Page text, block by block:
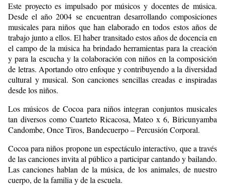
Este proyecto es impulsado por músicos y docentes de música.
Desde el año 2004 se encuentran desarrollando composiciones
musicales para niños que han elaborado en todos estos años de
trabajo junto a ellos. El haber transitado estos años de docencia en
el campo de la música ha brindado herramientas para la creación
y para la escucha y la colaboración con niños en la composición
de letras. Aportando otro enfoque y contribuyendo a la diversidad
cultural y musical. Son canciones sencillas creadas e inspiradas
desde los niños.
Los músicos de Cocoa para niños integran conjuntos musicales
tan diversos como Cuarteto Ricacosa, Mateo x 6, Biricunyamba
Candombe, Once Tiros, Bandecuerpo – Percusión Corporal.
Cocoa para niños propone un espectáculo interactivo, que a través
de las canciones invita al público a participar cantando y bailando.
Las canciones hablan de la música, de los animales, de nuestro
cuerpo, de la familia y de la escuela.